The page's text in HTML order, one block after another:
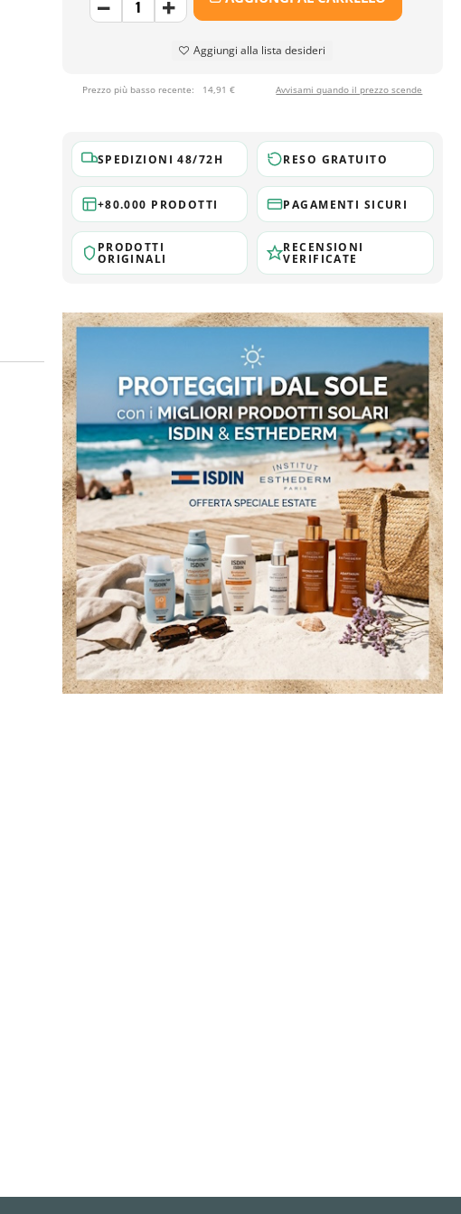
Aggiungi alla lista desideri
Prezzo più basso recente: 14,91 € Avvisami quando il prezzo scende
SPEDIZIONI 48/72H RESO GRATUITO
+80.000 PRODOTTI PAGAMENTI SICURI
PRODOTTI
ORIGINALI
RECENSIONI
VERIFICATE